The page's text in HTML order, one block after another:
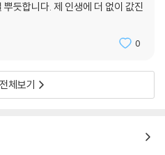
를 이렇게 밝히고 있다.
「힙피아스」 I·II, 「미노스」, 「에피노미
르코스」, 「연인들」, 「서한집」, 「용어 해
키비아데스I」에서 소크라테스는 알키
상대로 질문을 던진다. 알키비아데
데스II」의 부제는 '기도에 관하여'다.
키비아데스II」, 「연인들」, 「악시오코
듯합니다. 제 인생에 더 없이 값진
0
체보기